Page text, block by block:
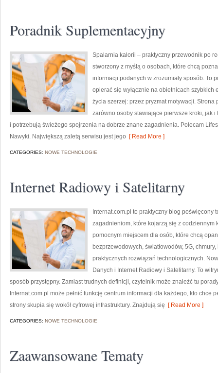
Poradnik Suplementacyjny
Spalarnia kalorii – praktyczny przewodnik po
stworzony z myślą o osobach, które chcą
informacji podanych w zrozumiały sposób. To
opierać się wyłącznie na obietnicach szybkich
życia szerzej: przez pryzmat motywacji.
zarówno osoby stawiające pierwsze kroki, jak
i potrzebują świeżego spojrzenia na dobrze znane zagadnienia. Polecam
Nawyki. Największą zaletą serwisu jest jego [ Read More ]
CATEGORIES: NOWE TECHNOLOGIE
Internet Radiowy i Satelitarny
Internat.com.pl to praktyczny blog poświęcony
zagadnieniom, które kojarzą się z codziennym
pomocnym miejscem dla osób, które chcą
bezprzewodowych, światłowodów, 5G,
praktycznych rozwiązań technologicznych.
Danych i Internet Radiowy i Satelitarny. To
sposób przystępny. Zamiast trudnych definicji, czytelnik może znaleźć tu
Internat.com.pl może pełnić funkcję centrum informacji dla każdego, kto chce
strony skupia się wokół cyfrowej infrastruktury. Znajdują się [ Read More ]
CATEGORIES: NOWE TECHNOLOGIE
Zaawansowane Tematy